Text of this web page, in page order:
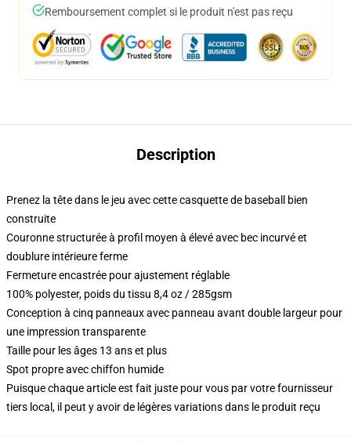
Remboursement complet si le produit n'est pas reçu
Description
Prenez la tête dans le jeu avec cette casquette de baseball bien
construite
Couronne structurée à profil moyen à élevé avec bec incurvé et
doublure intérieure ferme
Fermeture encastrée pour ajustement réglable
100% polyester, poids du tissu 8,4 oz / 285gsm
Conception à cinq panneaux avec panneau avant double largeur pour
une impression transparente
Taille pour les âges 13 ans et plus
Spot propre avec chiffon humide
Puisque chaque article est fait juste pour vous par votre fournisseur
tiers local, il peut y avoir de légères variations dans le produit reçu